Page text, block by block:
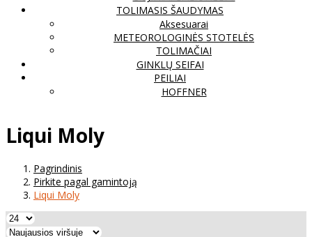
TOLIMASIS ŠAUDYMAS
Aksesuarai
METEOROLOGINĖS STOTELĖS
TOLIMAČIAI
GINKLŲ SEIFAI
PEILIAI
HOFFNER
Liqui Moly
Pagrindinis
Pirkite pagal gamintoją
Liqui Moly